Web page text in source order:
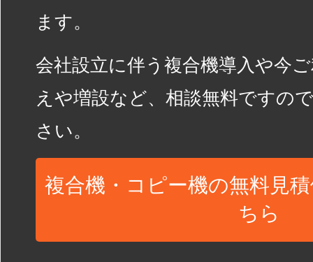
ます。
会社設立に伴う複合機導入や今
えや増設など、相談無料ですの
さい。
複合機・コピー機の無料見
ちら